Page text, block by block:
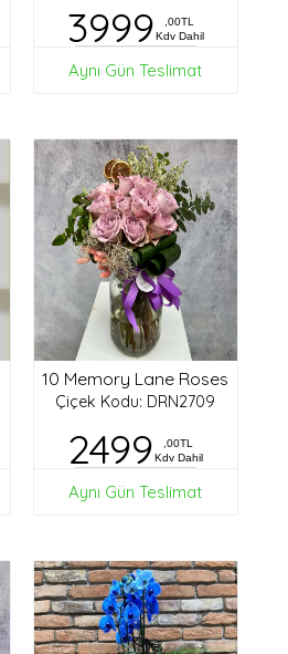
3999
,00TL
Kdv Dahil
Aynı Gün Teslimat
10 Memory Lane Roses
Çiçek Kodu: DRN2709
2499
,00TL
Kdv Dahil
Aynı Gün Teslimat